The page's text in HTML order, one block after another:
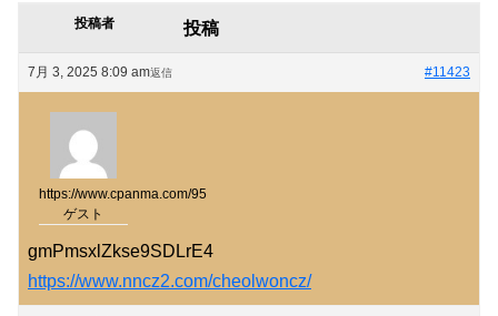
投稿者 投稿
7月 3, 2025 8:09 am #11423
返信
https://www.cpanma.com/95
ゲスト
gmPmsxlZkse9SDLrE4
https://www.nncz2.com/cheolwoncz/